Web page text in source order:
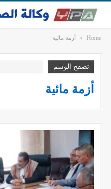
Home أزمة مائية
تصفح الوسم
أزمة مائية